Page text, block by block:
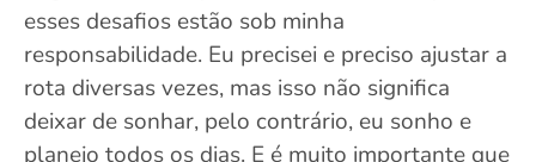
esses desafios estão sob minha
responsabilidade. Eu precisei e preciso ajustar a
rota diversas vezes, mas isso não significa
deixar de sonhar, pelo contrário, eu sonho e
planejo todos os dias. E é muito importante que